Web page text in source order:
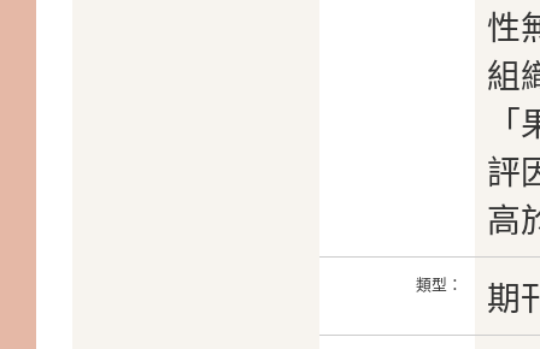
性
組
評
高
類型： 期